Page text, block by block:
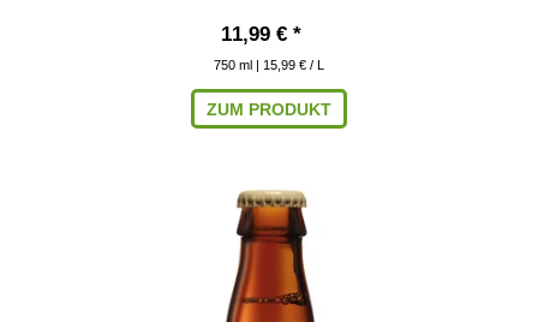
11,99 € *
750 ml | 15,99 € / L
ZUM PRODUKT